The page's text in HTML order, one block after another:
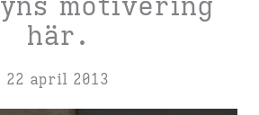
här.
22 april 2013